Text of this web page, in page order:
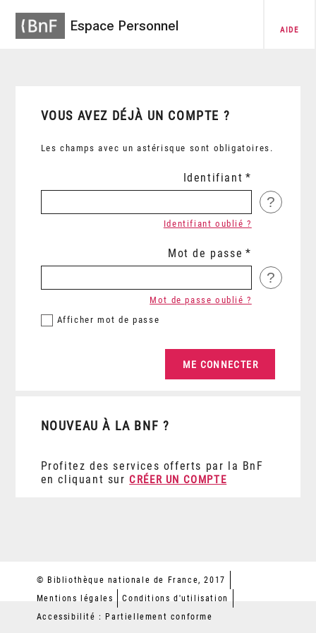
Espace Personnel AIDE
VOUS AVEZ DÉJÀ UN COMPTE ?
Les champs avec un astérisque sont obligatoires.
Identifiant
?
Identifiant oublié ?
Mot de passe
?
Afficher mot de passe
Mot de passe oublié ?
NOUVEAU À LA BNF ?
Profitez des services offerts par la BnF
en cliquant sur CRÉER UN COMPTE
© Bibliothèque nationale de France, 2017
Mentions légales
Conditions d'utilisation
Accessibilité : Partiellement conforme